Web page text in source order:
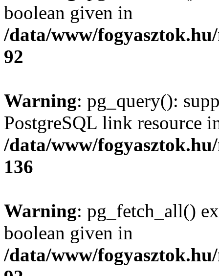
boolean given in
/data/www/
92
Warning: pg_query():
PostgreSQL link resource
/data/www/
136
Warning: pg_fetch_all()
boolean given in
/data/www/